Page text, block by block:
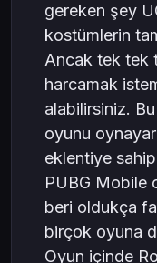
gereken şey
kostümlerin
Ancak tek tek
harcamak
alabilirsiniz.
oyunu
eklentiye
PUBG Mobile
beri oldukça
birçok oyuna
Oyun içinde